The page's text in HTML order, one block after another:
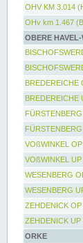
OHV KM 3.014
OHv km 1.467
OBERE
BREDEREICHE
BREDEREICHE
VOßWINKEL OP
VOßWINKEL UP
WESENBERG
WESENBERG
ZEHDENICK OP
ZEHDENICK UP
ORKE